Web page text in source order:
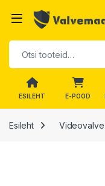
Otsi:
ESILEHT E-POOD
Esileht Videovalve